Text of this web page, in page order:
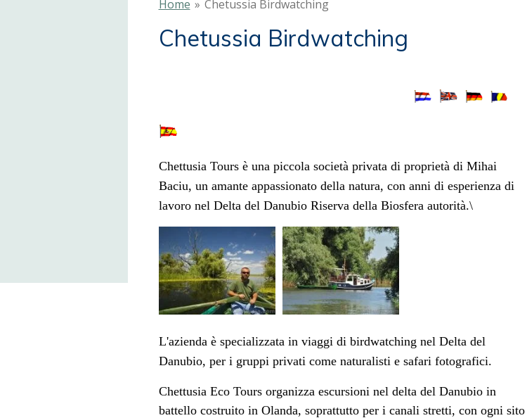
Home » Chetussia Birdwatching
Chetussia Birdwatching
Chettusia Tours è una piccola società privata di proprietà di Mihai
Baciu, un amante appassionato della natura, con anni di esperienza di
lavoro nel Delta del Danubio Riserva della Biosfera autorità.\
L'azienda è specializzata in viaggi di birdwatching nel Delta del
Danubio, per i gruppi privati come naturalisti e safari fotografici.
Chettusia Eco Tours organizza escursioni nel delta del Danubio in
battello costruito in Olanda, soprattutto per i canali stretti, con ogni sito